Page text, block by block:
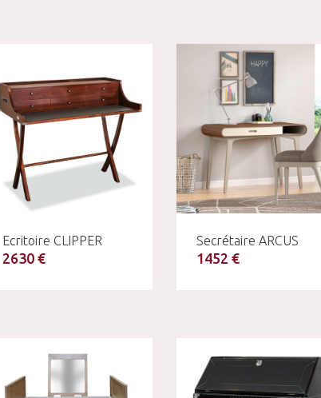
Ecritoire CLIPPER
2630 €
Secrétaire ARCUS
1452 €